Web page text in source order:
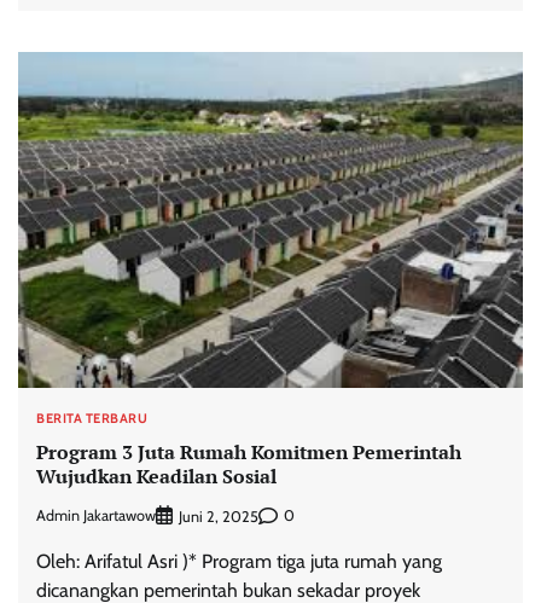
BERITA TERBARU
Program 3 Juta Rumah Komitmen Pemerintah
Wujudkan Keadilan Sosial
Admin Jakartawow Juni 2, 2025 0
Oleh: Arifatul Asri )* Program tiga juta rumah yang
dicanangkan pemerintah bukan sekadar proyek